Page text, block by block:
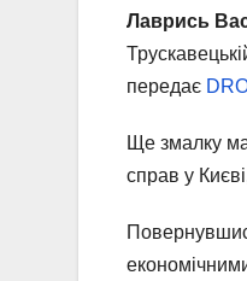
Лаврись
передає
Ще змалку
справ у